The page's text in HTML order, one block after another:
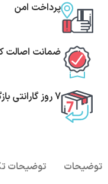
پرداخت امن
ضمانت اصالت
7 روز گارانتی بازگشت وجه
توضیحات توضیحات